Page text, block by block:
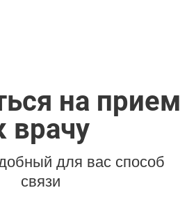
на прием
врачу
для вас способ
связи